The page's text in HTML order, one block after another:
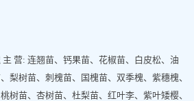
营: 连翘苗、钙果苗、花椒苗、白皮松、油
梨树苗、刺槐苗、国槐苗、双季槐、紫穗槐、
树苗、杏树苗、杜梨苗、红叶李、紫叶矮樱、